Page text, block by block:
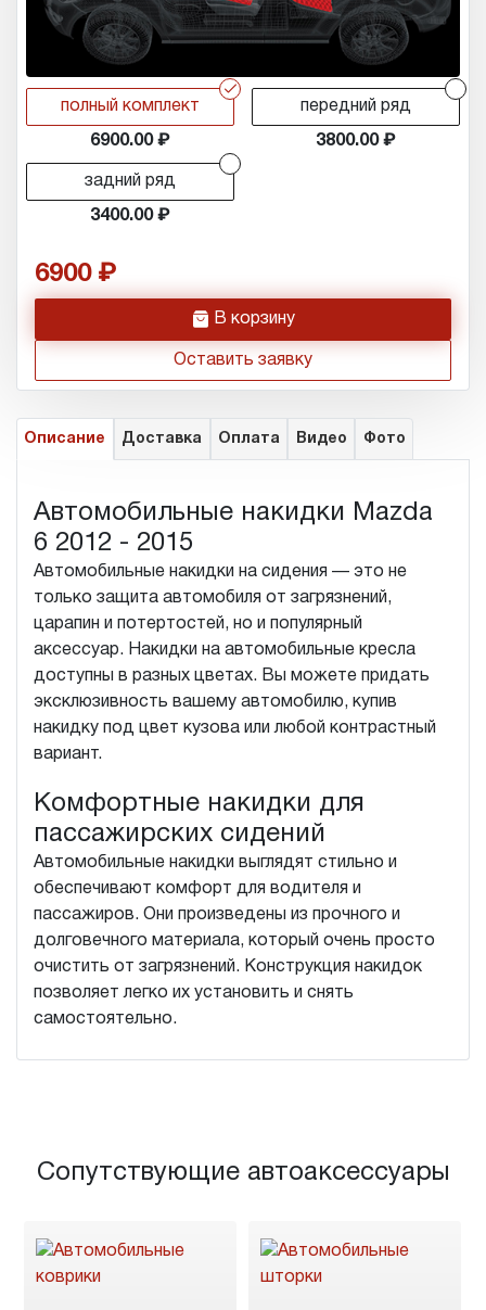
r
полный комплект
6900.00
передний ряд
3800.00
задний ряд
3400.00
6900
h В корзину
Оставить заявку
Описание Доставка Оплата Видео Фото
Автомобильные накидки Mazda
6 2012 - 2015
Автомобильные накидки на сидения — это не
только защита автомобиля от загрязнений,
царапин и потертостей, но и популярный
аксессуар. Накидки на автомобильные кресла
доступны в разных цветах. Вы можете придать
эксклюзивность вашему автомобилю, купив
накидку под цвет кузова или любой контрастный
вариант.
Комфортные накидки для
пассажирских сидений
Автомобильные накидки выглядят стильно и
обеспечивают комфорт для водителя и
пассажиров. Они произведены из прочного и
долговечного материала, который очень просто
очистить от загрязнений. Конструкция накидок
позволяет легко их установить и снять
самостоятельно.
Сопутствующие автоаксессуары